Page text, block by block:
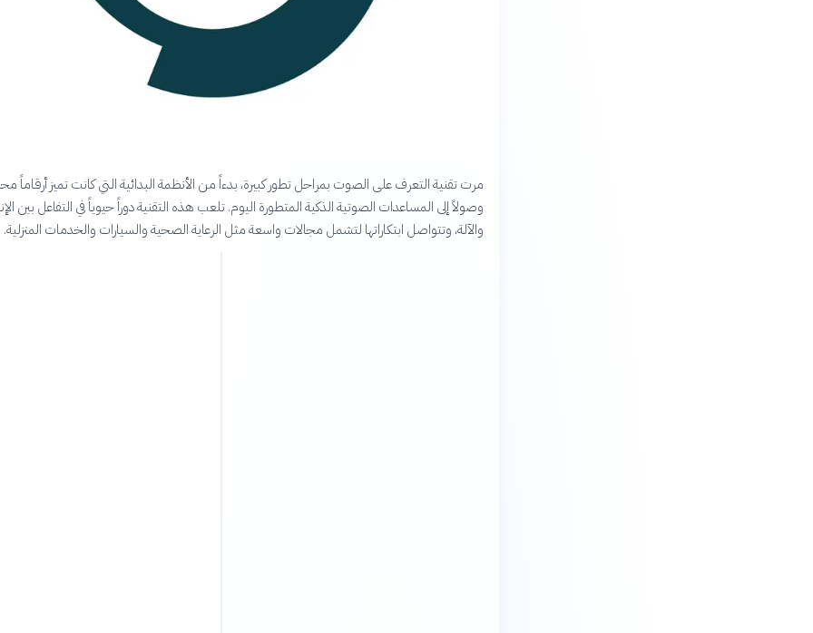
مرت تقنية التعرف على الصوت بمراحل تطور كبيرة، بدءاً من الأنظمة البدائية التي كانت تميز أرقاماً
وصولاً إلى المساعدات الصوتية الذكية المتطورة اليوم. تلعب هذه التقنية دوراً حيوياً في التفاعل بين
والآلة، وتتواصل ابتكاراتها لتشمل مجالات واسعة مثل الرعاية الصحية والسيارات والخدمات المنزلية.